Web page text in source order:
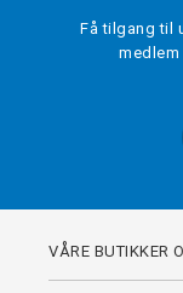
Få tilgang til
medlem
VÅRE BUTIKKER